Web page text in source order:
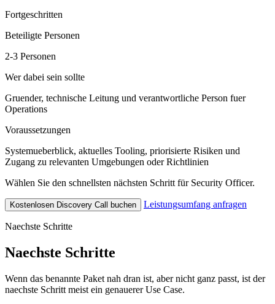
Fortgeschritten
Beteiligte Personen
2-3 Personen
Wer dabei sein sollte
Gruender, technische Leitung und verantwortliche Person fuer
Operations
Voraussetzungen
Systemueberblick, aktuelles Tooling, priorisierte Risiken und
Zugang zu relevanten Umgebungen oder Richtlinien
Wählen Sie den schnellsten nächsten Schritt für Security Officer.
Kostenlosen Discovery Call buchen Leistungsumfang anfragen
Naechste Schritte
Naechste Schritte
Wenn das benannte Paket nah dran ist, aber nicht ganz passt, ist der
naechste Schritt meist ein genauerer Use Case.